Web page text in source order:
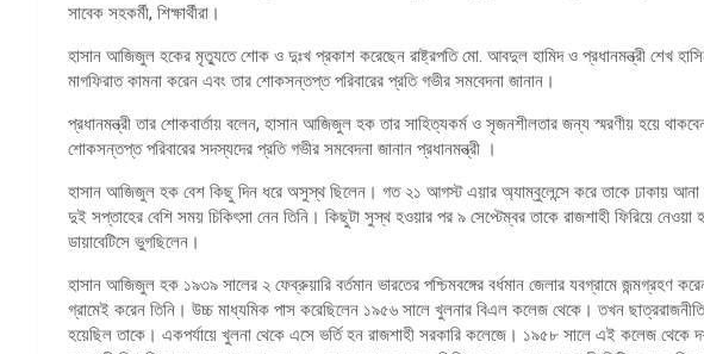
সাবেক সহকর্মী, শিক্ষার্থীরা।
হাসান আজিজুল হকের মৃত্যুতে শোক ও দুঃখ প্রকাশ করেছেন রাষ্ট্রপতি মো. আবদুল হামিদ ও প্রধানমন্ত্রী শেখ
মাগফিরাত কামনা করেন এবং তার শোকসন্তপ্ত পরিবারের প্রতি গভীর সমবেদনা জানান।
প্রধানমন্ত্রী তার শোকবার্তায় বলেন, হাসান আজিজুল হক তার সাহিত্যকর্ম ও সৃজনশীলতার জন্য স্মরণীয় হয়ে
শোকসন্তপ্ত পরিবারের সদস্যদের প্রতি গভীর সমবেদনা জানান প্রধানমন্ত্রী ।
হাসান আজিজুল হক বেশ কিছু দিন ধরে অসুস্থ ছিলেন। গত ২১ আগস্ট এয়ার অ্যাম্বুলেন্সে করে তাকে ঢাকায় আনা
দুই সপ্তাহের বেশি সময় চিকিৎসা নেন তিনি। কিছুটা সুস্থ হওয়ার পর ৯ সেপ্টেম্বর তাকে রাজশাহী ফিরিয়ে
ডায়াবেটিসে ভুগছিলেন।
হাসান আজিজুল হক ১৯৩৯ সালের ২ ফেব্রুয়ারি বর্তমান ভারতের পশ্চিমবঙ্গের বর্ধমান জেলার যবগ্রামে জন্মগ্রহণ
গ্রামেই করেন তিনি। উচ্চ মাধ্যমিক পাস করেছিলেন ১৯৫৬ সালে খুলনার বিএল কলেজ থেকে। তখন
হয়েছিল তাকে। একপর্যায়ে খুলনা থেকে এসে ভর্তি হন রাজশাহী সরকারি কলেজে। ১৯৫৮ সালে এই কলেজ থেকে